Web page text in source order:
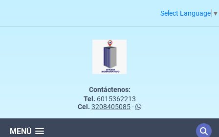
Select Language ▼
Contáctenos:
Tel. 6015362213
Cel. 3208405085-
MENÚ